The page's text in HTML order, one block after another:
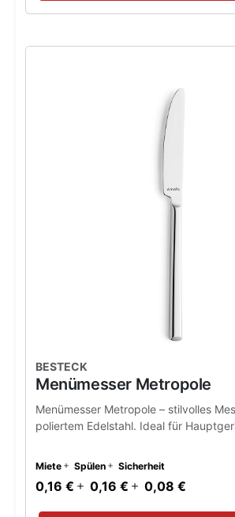
BESTECK
Menümesser Metropole
Menümesser Metropole – stilvolles
poliertem Edelstahl. Ideal für
Miete Spülen Sicherheit
0,16 € 0,16 € 0,08 €